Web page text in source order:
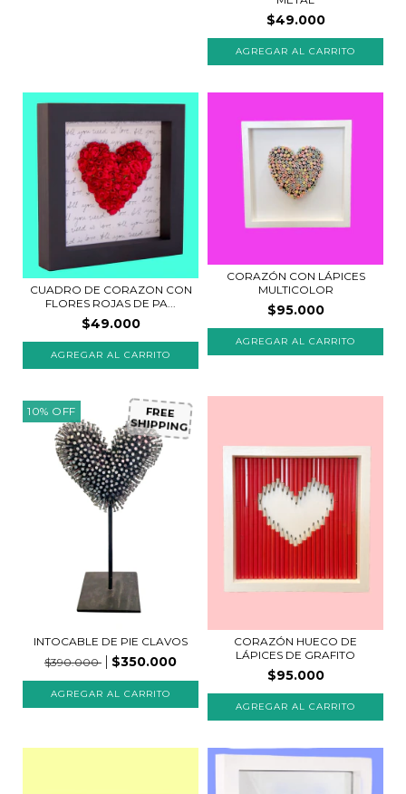
$49.000
AGREGAR AL CARRITO
CUADRO DE CORAZON CON
FLORES ROJAS DE PA...
$49.000
AGREGAR AL CARRITO
CORAZÓN CON LÁPICES
MULTICOLOR
$95.000
10% OFF FREE
SHIPPING
INTOCABLE DE PIE CLAVOS
$390.000
$350.000
CORAZÓN HUECO DE
LÁPICES DE GRAFITO
$95.000